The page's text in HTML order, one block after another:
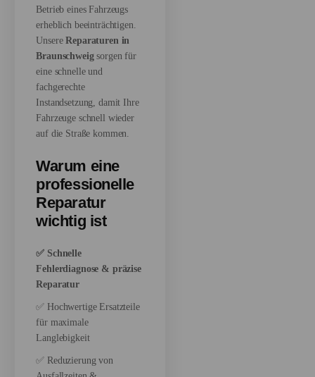
Betrieb eines Fahrzeugs
erheblich beeinträchtigen.
UnsereReparaturen in
Braunschweigsorgen für
eine schnelle und
fachgerechte
Instandsetzung, damit Ihre
Fahrzeuge schnell wieder
auf die Straße kommen.
Warum eine
professionelle
Reparatur
wichtig ist
✅ Schnelle
Fehlerdiagnose & präzise
Reparatur
✅ Hochwertige Ersatzteile
für maximale
Langlebigkeit
✅ Reduzierung von